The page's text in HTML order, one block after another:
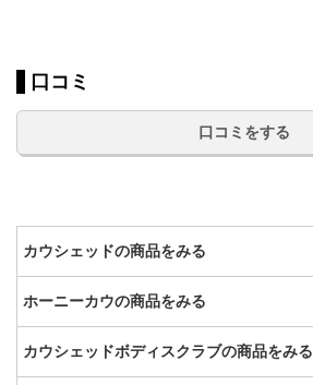
口コミ
口コミをする
カウシェッドの商品をみる
ホーニーカウの商品をみる
カウシェッドボディスクラブの商品をみる